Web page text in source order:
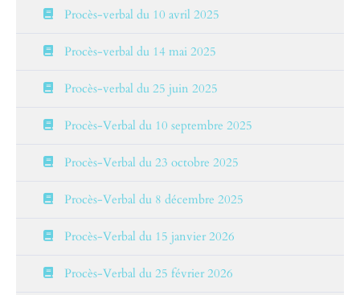
Procès-verbal du 10 avril 2025
Procès-verbal du 14 mai 2025
Procès-verbal du 25 juin 2025
Procès-Verbal du 10 septembre 2025
Procès-Verbal du 23 octobre 2025
Procès-Verbal du 8 décembre 2025
Procès-Verbal du 15 janvier 2026
Procès-Verbal du 25 février 2026